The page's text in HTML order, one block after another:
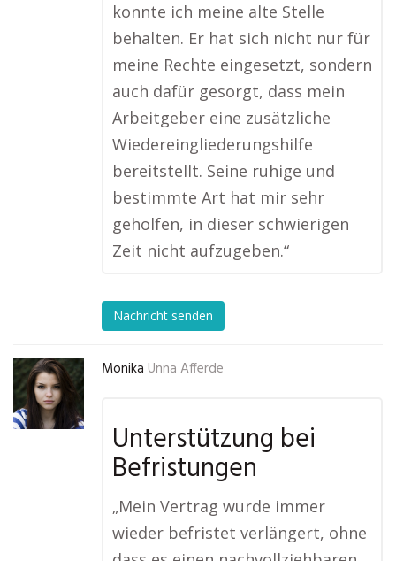
konnte ich meine alte Stelle
behalten. Er hat sich nicht nur für
meine Rechte eingesetzt, sondern
auch dafür gesorgt, dass mein
Arbeitgeber eine zusätzliche
Wiedereingliederungshilfe
bereitstellt. Seine ruhige und
bestimmte Art hat mir sehr
geholfen, in dieser schwierigen
Zeit nicht aufzugeben.“
Nachricht senden
Monika Unna Afferde
Unterstützung bei
Befristungen
„Mein Vertrag wurde immer
wieder befristet verlängert, ohne